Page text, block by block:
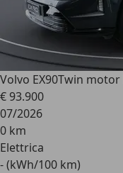
Volvo EX90Twin motor
€ 93.900
07/2026
0 km
Elettrica
- (kWh/100 km)